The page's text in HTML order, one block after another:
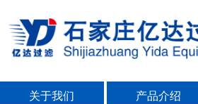
关于我们 产品介绍